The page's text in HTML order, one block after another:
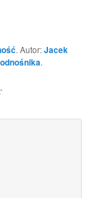
. Autor:Jacek
.
”